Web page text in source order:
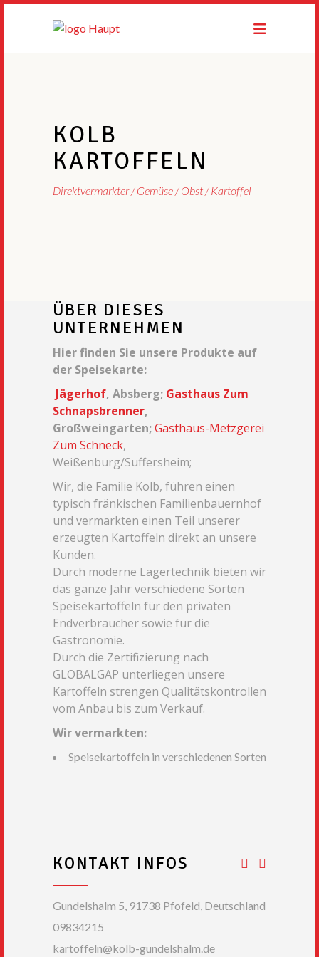
KOLB
KARTOFFELN
Direktvermarkter Gemüse / Obst / Kartoffel
ÜBER DIESES
UNTERNEHMEN
Hier finden Sie unsere Produkte auf
der Speisekarte:
Jägerhof, Absberg; Gasthaus Zum
Schnapsbrenner,
Großweingarten;Gasthaus-Metzgerei
Zum Schneck,
Weißenburg/Suffersheim;
Wir, die Familie Kolb, führen einen
typisch fränkischen Familienbauernhof
und vermarkten einen Teil unserer
erzeugten Kartoffeln direkt an unsere
Kunden.
Durch moderne Lagertechnik bieten wir
das ganze Jahr verschiedene Sorten
Speisekartoffeln für den privaten
Endverbraucher sowie für die
Gastronomie.
Durch die Zertifizierung nach
GLOBALGAP unterliegen unsere
Kartoffeln strengen Qualitätskontrollen
vom Anbau bis zum Verkauf.
Wir vermarkten:
Speisekartoffeln in verschiedenen Sorten
KONTAKT INFOS
Gundelshalm 5, 91738 Pfofeld, Deutschland
09834215
kartoffeln@kolb-gundelshalm.de